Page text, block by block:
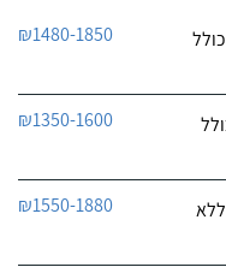
כולל
₪1480-1850
כולל
₪1350-1600
ללא
₪1550-1880